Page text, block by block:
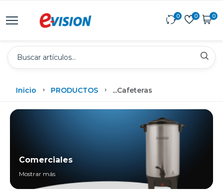
0 0 0
Inicio PRODUCTOS ...Cafeteras
Comerciales
Mostrar más